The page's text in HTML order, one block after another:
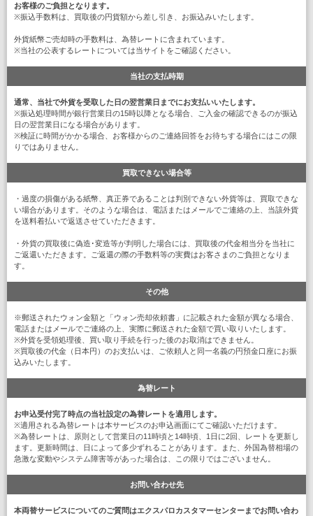
お客様のご負担となります。
※振込手数料は、買取後の円貨額から差し引き、お振込みいたします。
外貨紙幣ご売却時の手数料は、為替レートに含まれています。
※当社の公表するレートについては当サイトをご確認ください。
当社の支払時期
通常、当社で外貨を受取した日の翌営業日までにお支払いいたします。
※振込処理時間が銀行営業日の15時以降となる場合、ご入金の確認できるのが振込
日の翌営業日になる場合があります。
※検証に時間がかかる場合、お客様からのご連絡回答をお待ちする場合にはこの限
りではありません。
買取できない場合等
・過度の損傷がある紙幣、真正券であることは判別できない外貨等は、買取できな
い場合があります。そのような場合は、電話またはメールでご連絡の上、当該外貨
を送料着払いで返送させていただきます。
・外貨の買取後に偽造･変造等が判明した場合には、買取後の代金相当分を当社に
ご返還いただきます。ご返還の際の手数料等の実費はお客さまのご負担となりま
す。
その他
※郵送されたウォン金額と「ウォン売却依頼書」に記載された金額が異なる場合、
電話またはメールでご連絡の上、実際に郵送された金額で買い取りいたします。
※外貨を受領処理後、買い取り手続を行った後のお取消はできません。
※買取後の代金（日本円）のお支払いは、ご依頼人と同一名義の円預金口座にお振
込みいたします。
為替レート
お申込受付完了時点の当社設定の為替レートを適用します。
※適用される為替レートは本サービスのお申込画面にてご確認いただけます。
※為替レートは、原則として営業日の11時頃と14時頃、1日に2回、レートを更新し
ます。更新時間は、日によって多少ずれることがあります。また、外国為替相場の
急激な変動やシステム障害等があった場合は、この限りではございません。
お問い合わせ先
本両替サービスについてのご質問はエクスパロカスタマーセンターまでお問い合わ